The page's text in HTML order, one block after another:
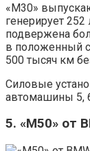
«М30»
генерирует 252
подвержена
в положенный
500 тысяч км
Силовые
автомашины 5,
5. «M50» от